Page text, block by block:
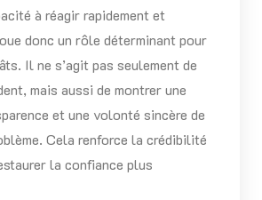
à réagir rapidement et
donc un rôle déterminant pour
Il ne s’agit pas seulement de
mais aussi de montrer une
et une volonté sincère de
Cela renforce la crédibilité
la confiance plus